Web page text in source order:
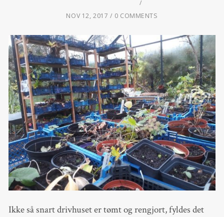
NOV 12, 2017 0 COMMENTS
Ikke så snart drivhuset er tømt og rengjort, fyldes det